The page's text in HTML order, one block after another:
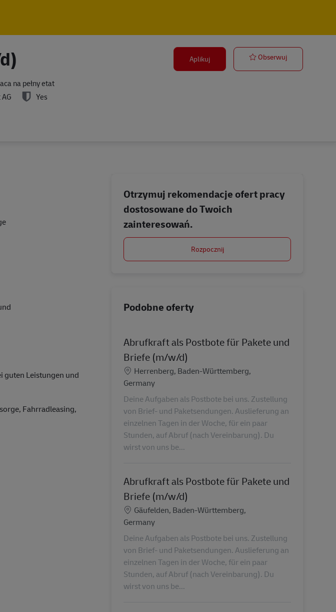
na pełny etat
Yes
Aplikuj ObserwujPostbote für
guten Leistungen und
Fahrradleasing,
Otrzymuj rekomendacje ofert pracy
dostosowane do Twoich
zainteresowań.
Rozpocznij
Podobne oferty
Abrufkraft als Postbote für Pakete und
Briefe (m/w/d)
Lokalizacja
Herrenberg, Baden-Württemberg,
Germany
Deine Aufgaben als Postbote bei uns. Zustellung
von Brief- und Paketsendungen. Auslieferung an
einzelnen Tagen in der Woche, für ein paar
Stunden, auf Abruf (nach Vereinbarung). Du
wirst von uns be...
Abrufkraft als Postbote für Pakete und
Briefe (m/w/d)
Lokalizacja
Gäufelden, Baden-Württemberg,
Germany
Deine Aufgaben als Postbote bei uns. Zustellung
von Brief- und Paketsendungen. Auslieferung an
einzelnen Tagen in der Woche, für ein paar
Stunden, auf Abruf (nach Vereinbarung). Du
wirst von uns be...